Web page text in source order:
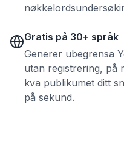
Gratis på 30+ språk
Generer ubegrensa
utan registrering, på
kva publikumet ditt
på sekund.